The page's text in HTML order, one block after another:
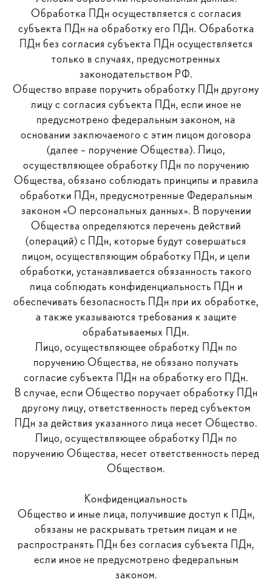
Обработка ПДн осуществляется с согласия
субъекта ПДн на обработку его ПДн. Обработка
ПДн без согласия субъекта ПДн осуществляется
только в случаях, предусмотренных
законодательством РФ.
Общество вправе поручить обработку ПДн другому
лицу с согласия субъекта ПДн, если иное не
предусмотрено федеральным законом, на
основании заключаемого с этим лицом договора
(далее – поручение Общества). Лицо,
осуществляющее обработку ПДн по поручению
Общества, обязано соблюдать принципы и правила
обработки ПДн, предусмотренные Федеральным
законом «О персональных данных». В поручении
Общества определяются перечень действий
(операций) с ПДн, которые будут совершаться
лицом, осуществляющим обработку ПДн, и цели
обработки, устанавливается обязанность такого
лица соблюдать конфиденциальность ПДн и
обеспечивать безопасность ПДн при их обработке,
а также указываются требования к защите
обрабатываемых ПДн.
Лицо, осуществляющее обработку ПДн по
поручению Общества, не обязано получать
согласие субъекта ПДн на обработку его ПДн.
В случае, если Общество поручает обработку ПДн
другому лицу, ответственность перед субъектом
ПДн за действия указанного лица несет Общество.
Лицо, осуществляющее обработку ПДн по
поручению Общества, несет ответственность перед
Обществом.
Конфиденциальность
Общество и иные лица, получившие доступ к ПДн,
обязаны не раскрывать третьим лицам и не
распространять ПДн без согласия субъекта ПДн,
если иное не предусмотрено федеральным
законом.